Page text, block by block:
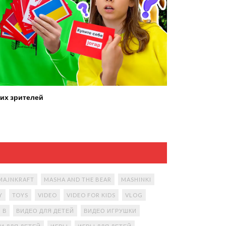
зрителей
MASHA AND THE BEAR MASHINKI
TOYS VIDEO VIDEO FOR KIDS VLOG
В ВИДЕО ДЛЯ ДЕТЕЙ ВИДЕО ИГРУШКИ